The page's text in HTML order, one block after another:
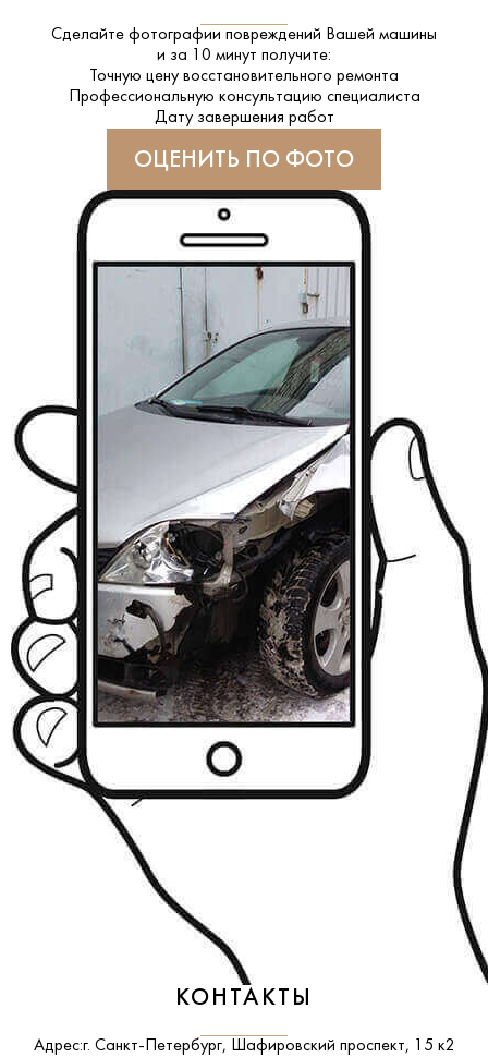
Сделайте фотографии повреждений Вашей машины
и за
10 минут получите:
Точную цену восстановительного ремонта
Профессиональную консультацию специалиста
Дату завершения работ
ОЦЕНИТЬ ПО ФОТО
КОНТАКТЫ
Адрес:г. Санкт-Петербург, Шафировский проспект, 15 к2